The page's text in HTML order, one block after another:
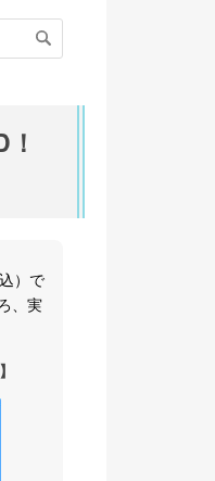
）で
、実
】